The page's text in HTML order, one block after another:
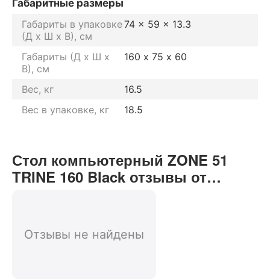
Габаритные размеры
Габариты в упаковке
(Д х Ш х В), см
74 x 59 x 13.3
Габариты (Д х Ш х
В), см
160 х 75 х 60
Вес, кг
16.5
Вес в упаковке, кг
18.5
Стол компьютерный ZONE 51
TRINE 160 Black отзывы от
Отзывы не найдены